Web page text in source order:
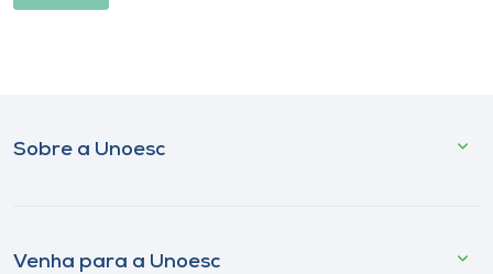
Sobre a Unoesc
Venha para a Unoesc